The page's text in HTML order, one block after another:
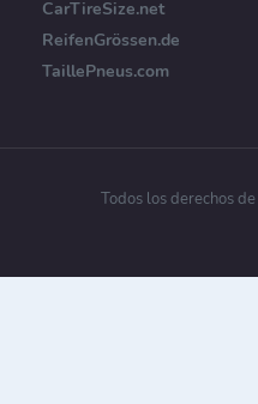
CarTireSize.net
ReifenGrössen.de
TaillePneus.com
Todos los derechos